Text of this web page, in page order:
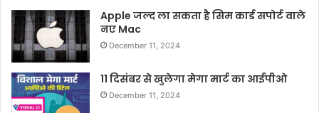
Apple जल्द ला सकता है सिम कार्ड सपोर्ट वाले
नए Mac
December 11, 2024
11 दिसंबर से खुलेगा मेगा मार्ट का आईपीओ
December 11, 2024